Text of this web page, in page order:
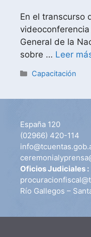
En el transcurso
General de la
sobre … Leer
Capacitación
España 120
(02966) 420-114
Oficios Judiciales :
Río Gallegos –